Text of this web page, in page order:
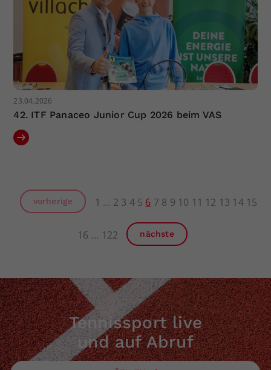
23.04.2026
42. ITF Panaceo Junior Cup 2026 beim VAS
vorherige 1 2 3 4 5 6 7 8 9 10 11 12 13 14 15
16 122 nächste
Tennissport live
und auf Abruf